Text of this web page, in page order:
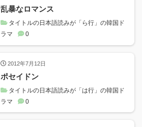
乱暴なロマンス
タイトルの日本語読みが「ら行」の韓国ド
ラマ
0
2012年7月12日
ポセイドン
タイトルの日本語読みが「は行」の韓国ド
ラマ
0